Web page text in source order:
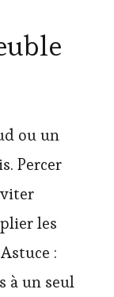
ou un
Percer
les
:
à un seul